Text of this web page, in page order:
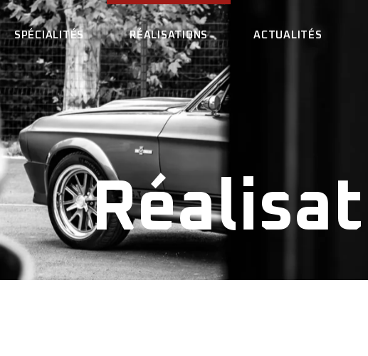
SPÉCIALITÉS
LOCATION DE VÉHICULES
TÔLERIE
PEINTURE
PARE-BRISE
DÉBOSSELAGE
MARBRE
RÉALISATIONS ACTUALITÉS
DE NOUS
LOCATION DE VÉHICULES
TÔLERIE
PEINTURE
PARE-BRISE
DÉBOSSELAGE
MARBRE
SOUDURE
DEMANDE DE DEVIS
PRENDRE RENDEZ-VOUS